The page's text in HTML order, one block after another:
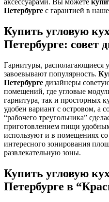
аксессуарами. Вы можете
Петербурге с гарантией в
Купить угловую
Петербурге: совет
Гарнитуры, располагающиеся
завоевывают популярность.
Петербурге дизайнеры
помещений, где угловые
гарнитура, так и просторных
удобен вариант с островом, а
“рабочего треугольника”
приготовлением пищи
используют и в помещениях
интересного зонирования
развлекательную зоны.
Купить угловую
Петербурге в